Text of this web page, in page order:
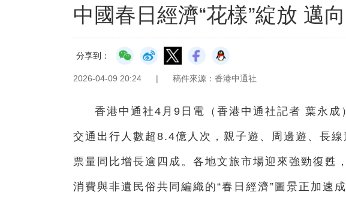
中國春日經濟“花樣”綻放 邁
分享到：
2026-04-09 20:24 | 稿件來源：香港中通社
香港中通社4月9日電（香港中通社記者 葉永成
交通出行人數超8.4億人次，親子遊、周邊遊、長
票量同比增長逾四成。各地文旅市場迎來強勁復甦
消費與非遺民俗共同編織的“春日經濟”圖景正加速成